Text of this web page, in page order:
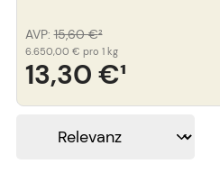
13,30 €¹
AVP: 15,60 €²
6.650,00 € pro 1 kg